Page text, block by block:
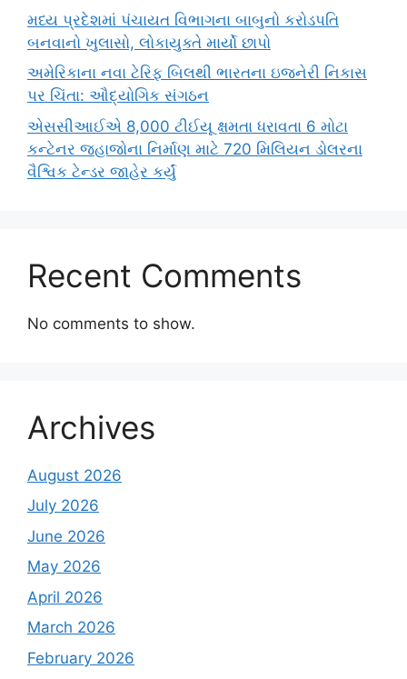
મધ્ય પ્રદેશમાં પંચાયત વિભાગના બાબુનો કરોડપતિ
બનવાનો ખુલાસો, લોકાયુક્તે માર્યો છાપો
અમેરિકાના નવા ટેરિફ બિલથી ભારતના ઇજનેરી નિકાસ
પર ચિંતા: ઔદ્યોગિક સંગઠન
એસસીઆઈએ 8,000 ટીઈયૂ ક્ષમતા ધરાવતા 6 મોટા
કન્ટેનર જહાજોના નિર્માણ માટે 720 મિલિયન ડોલરના
વૈશ્વિક ટેન્ડર જાહેર કર્યું
Recent Comments
No comments to show.
Archives
August 2026
July 2026
June 2026
May 2026
April 2026
March 2026
February 2026